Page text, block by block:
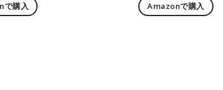
で購入 Amazonで購入